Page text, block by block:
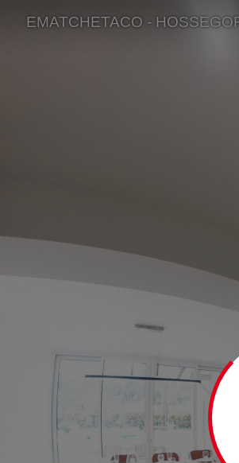
EMATCHETACO -